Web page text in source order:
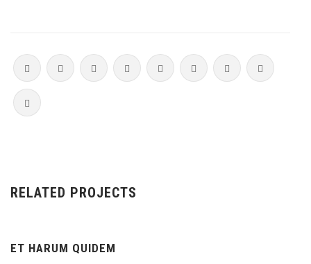
RELATED PROJECTS
ET HARUM QUIDEM